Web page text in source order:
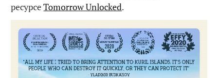
ресурсеTomorrow Unlocked.